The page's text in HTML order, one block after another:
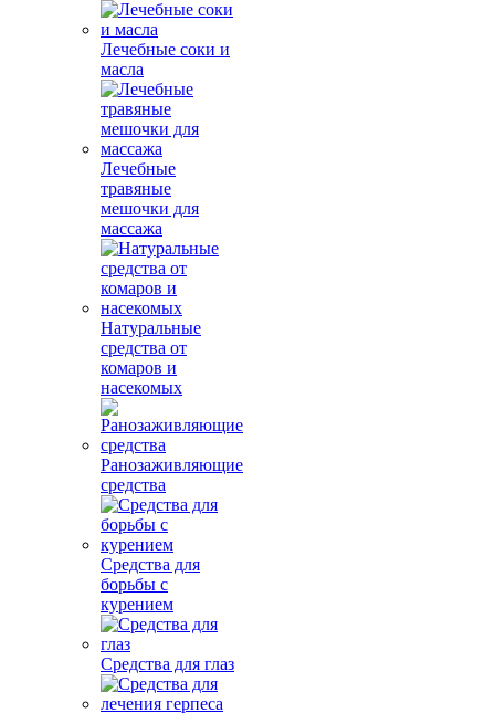
Лечебные соки и
масла
Лечебные
травяные
мешочки для
массажа
Натуральные
средства от
комаров и
насекомых
Ранозаживляющие
средства
Средства для
борьбы с
курением
Средства для глаз